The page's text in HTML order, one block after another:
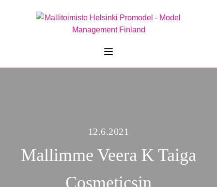
12.6.2021
Mallimme Veera K Taiga
Cosmeticsin